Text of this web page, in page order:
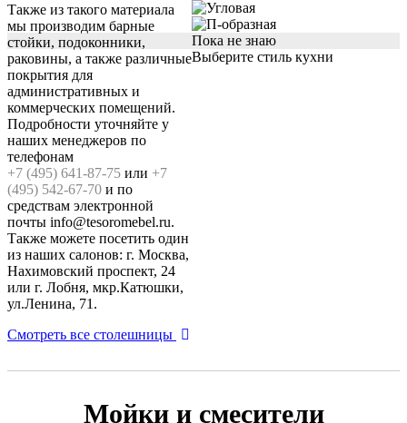
Также из такого материала
мы производим барные
стойки, подоконники,
раковины, а также различные
покрытия для
административных и
коммерческих помещений.
Подробности уточняйте у
наших менеджеров по
телефонам
+7 (495) 641-87-75 или +7
(495) 542-67-70 и по
средствам электронной
почты info@tesoromebel.ru.
Также можете посетить один
из наших салонов: г. Москва,
Нахимовский проспект, 24
или г. Лобня, мкр.Катюшки,
ул.Ленина, 71.
Смотреть все столешницы
Мойки и смесители
Пока не знаю
Выберите стиль кухни